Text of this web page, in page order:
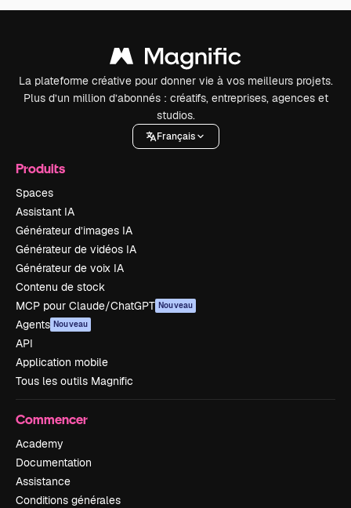
La plateforme créative pour donner vie à vos meilleurs projets.
Plus d’un million d’abonnés : créatifs, entreprises, agences et
studios.
Français
Produits
Spaces
Assistant IA
Générateur d’images IA
Générateur de vidéos IA
Générateur de voix IA
Contenu de stock
MCP pour Claude/ChatGPT Nouveau
Agents Nouveau
API
Application mobile
Tous les outils Magnific
Commencer
Academy
Documentation
Assistance
Conditions générales